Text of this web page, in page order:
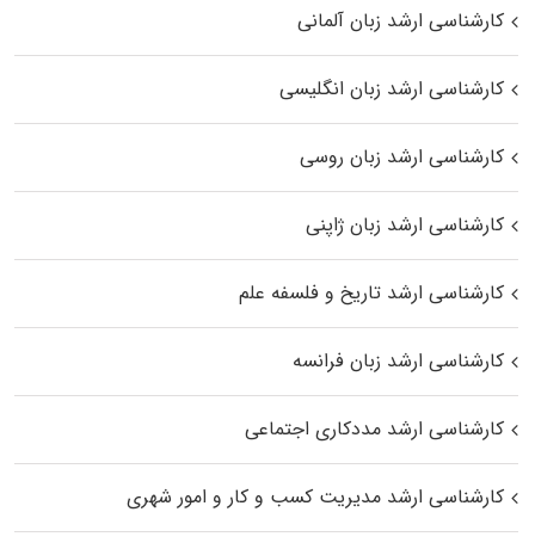
کارشناسی ارشد زبان آلمانی
کارشناسی ارشد زبان انگلیسی
کارشناسی ارشد زبان روسی
کارشناسی ارشد زبان ژاپنی
کارشناسی ارشد تاریخ و فلسفه علم
کارشناسی ارشد زبان فرانسه
کارشناسی ارشد مددکاری اجتماعی
کارشناسی ارشد مدیریت کسب و کار و امور شهری